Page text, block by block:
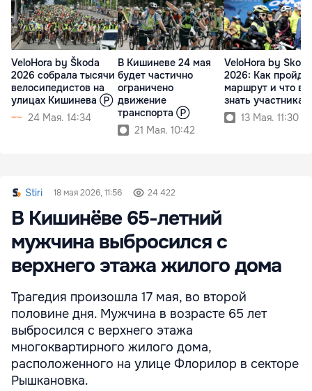
VeloHora by Škoda
2026 собрала тысячи
велосипедистов на
улицах Кишинева Ⓟ
24 Мая. 14:34
В Кишиневе 24 мая
будет частично
ограничено
движение
транспорта Ⓟ
21 Мая. 10:42
VeloHora by Skoda
2026: Как
маршрут и что
знать
13 Мая. 11:30
Stiri 18 мая 2026, 11:56 24 422
В Кишинёве 65-летний
мужчина выбросился с
верхнего этажа жилого дома
Трагедия произошла 17 мая, во второй
половине дня. Мужчина в возрасте 65 лет
выбросился с верхнего этажа
многоквартирного жилого дома,
расположенного на улице Флорилор в секторе
Рышкановка.